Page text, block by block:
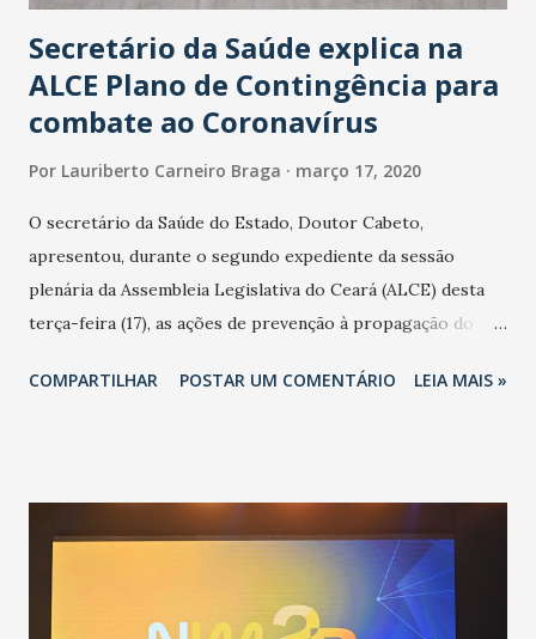
Secretário da Saúde explica na
ALCE Plano de Contingência para
combate ao Coronavírus
Por Lauriberto Carneiro Braga março 17, 2020
O secretário da Saúde do Estado, Doutor Cabeto,
apresentou, durante o segundo expediente da sessão
plenária da Assembleia Legislativa do Ceará (ALCE) desta
terça-feira (17), as ações de prevenção à propagação do
adotadas pelo Governo do Estado na contenção da
população suspeita e de cuidados com os ambientes
públicos e domiciliares. “Nós não estamos vivendo uma
epidemia comum, como temos em todos os anos, com
aumento de casos de dengue, influenza ou H1N1. Trata-se
COMPARTILHAR POSTAR UM COMENTÁRIO LEIA MAIS »